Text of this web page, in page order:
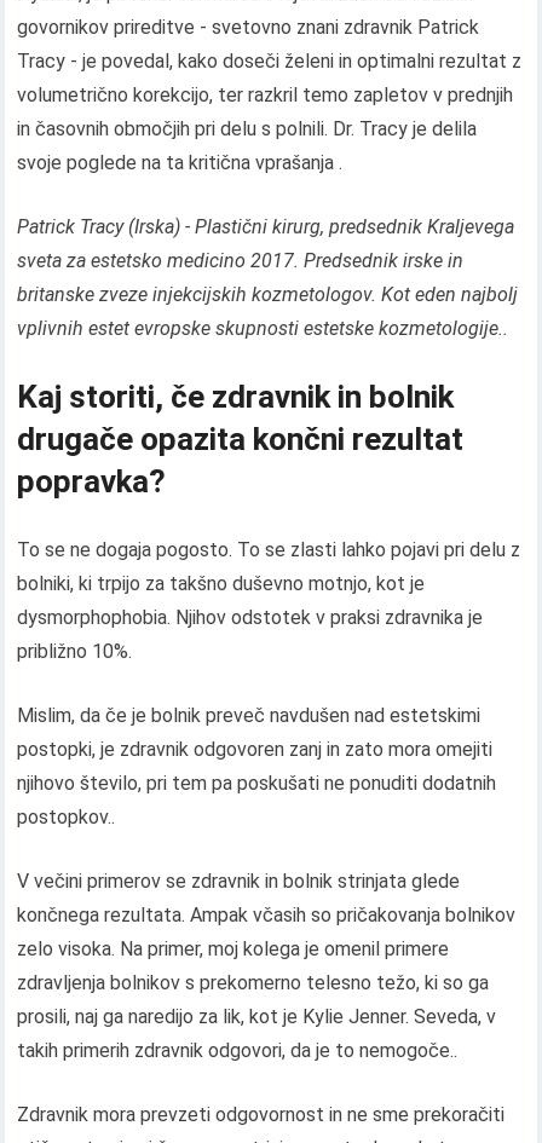
govornikov prireditve - svetovno znani zdravnik Patrick
Tracy - je povedal, kako doseči želeni in optimalni rezultat z
volumetrično korekcijo, ter razkril temo zapletov v prednjih
in časovnih območjih pri delu s polnili. Dr. Tracy je delila
svoje poglede na ta kritična vprašanja .
Patrick Tracy (Irska) - Plastični kirurg, predsednik Kraljevega
sveta za estetsko medicino 2017. Predsednik irske in
britanske zveze injekcijskih kozmetologov. Kot eden najbolj
vplivnih estet evropske skupnosti estetske kozmetologije..
Kaj storiti, če zdravnik in bolnik
drugače opazita končni rezultat
popravka?
To se ne dogaja pogosto. To se zlasti lahko pojavi pri delu z
bolniki, ki trpijo za takšno duševno motnjo, kot je
dysmorphophobia. Njihov odstotek v praksi zdravnika je
približno 10%.
Mislim, da če je bolnik preveč navdušen nad estetskimi
postopki, je zdravnik odgovoren zanj in zato mora omejiti
njihovo število, pri tem pa poskušati ne ponuditi dodatnih
postopkov..
V večini primerov se zdravnik in bolnik strinjata glede
končnega rezultata. Ampak včasih so pričakovanja bolnikov
zelo visoka. Na primer, moj kolega je omenil primere
zdravljenja bolnikov s prekomerno telesno težo, ki so ga
prosili, naj ga naredijo za lik, kot je Kylie Jenner. Seveda, v
takih primerih zdravnik odgovori, da je to nemogoče..
Zdravnik mora prevzeti odgovornost in ne sme prekoračiti